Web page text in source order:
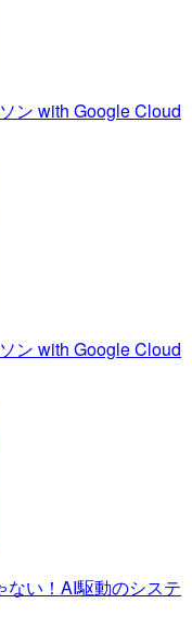
ン with Google Cloud
ン with Google Cloud
ない！AI駆動のシステ